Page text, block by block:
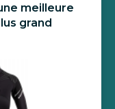
meilleure
grand